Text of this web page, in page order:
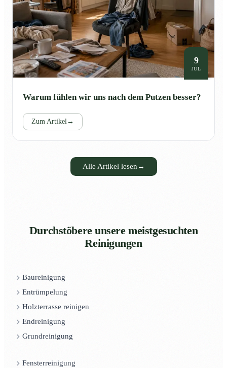
9
JUL
Warum fühlen wir uns nach dem Putzen besser?
Zum Artikel→
Alle Artikel lesen →
Durchstöbere unsere meistgesuchten
Reinigungen
Baureinigung
Entrümpelung
Holzterrasse reinigen
Endreinigung
Grundreinigung
Fensterreinigung